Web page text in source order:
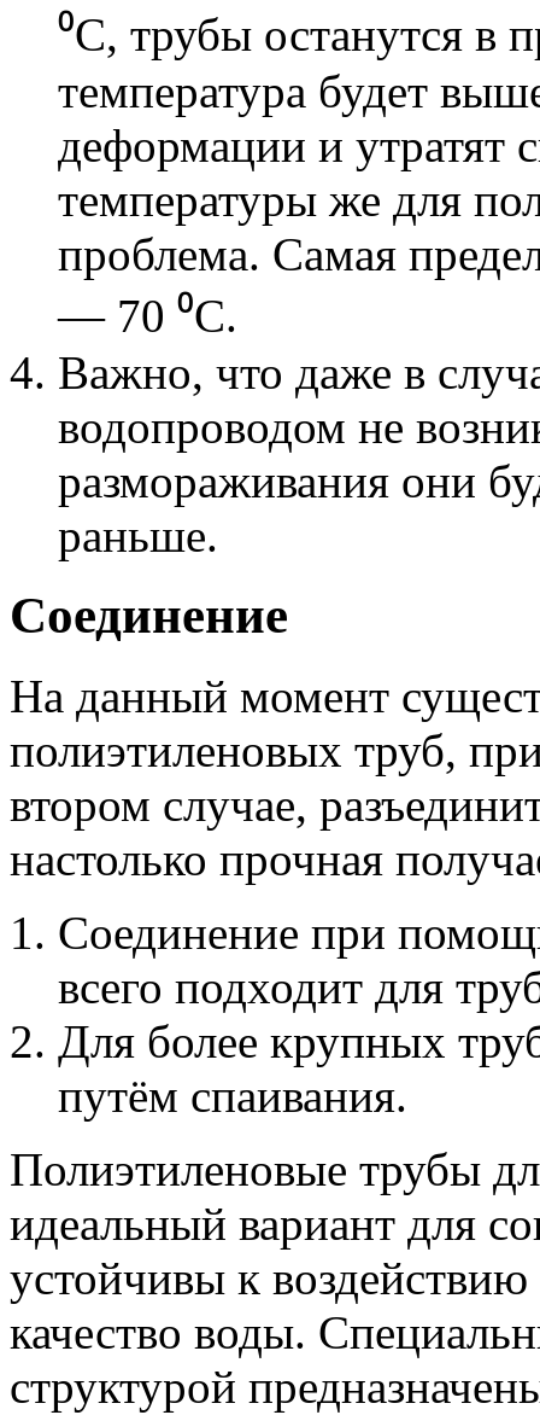
⁰С, трубы останутся в
температура будет
деформации и утратят
температуры же для
проблема. Самая
— 70 ⁰С.
Важно, что даже в
водопроводом не
размораживания они
раньше.
Соединение
На данный момент
полиэтиленовых труб,
втором случае,
настолько прочная
Соединение при
всего подходит для
Для более крупных
путём спаивания.
Полиэтиленовые трубы
идеальный вариант для
устойчивы к
качество воды.
структурой